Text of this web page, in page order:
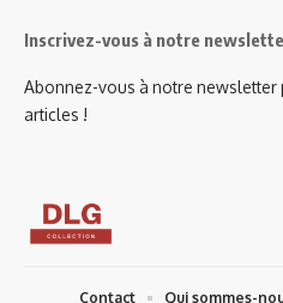
Inscrivez-vous à notre
Abonnez-vous à notre
articles !
Contact Qui sommes-